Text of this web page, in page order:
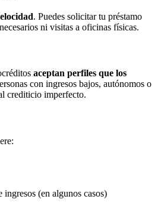
. Puedes solicitar tu préstamo
ni visitas a oficinas físicas.
aceptan perfiles que los
con ingresos bajos, autónomos o
crediticio imperfecto.
ingresos (en algunos casos)